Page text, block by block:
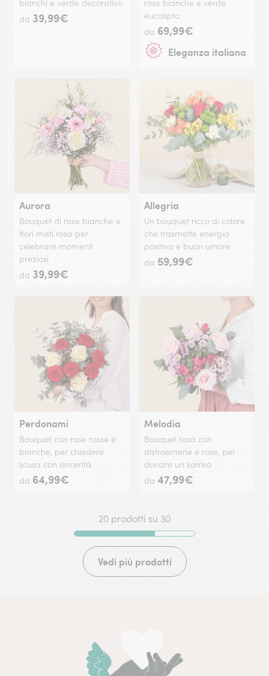
bianchi e verde decorativo
da 39,99€
rose bianche e verde
eucalipto
da 69,99€
Eleganza italiana
Aurora
Bouquet di rose bianche e
fiori misti rosa per
celebrare momenti
preziosi
da 39,99€
Allegria
Un bouquet ricco di colore
che trasmette energia
positiva e buon umore
da 59,99€
Perdonami
Bouquet con rose rosse e
bianche, per chiedere
scusa con sincerità
da 64,99€
Melodia
Bouquet rosa con
alstroemerie e rose, per
donare un sorriso
da 47,99€
20 prodotti su 30
Vedi più prodotti